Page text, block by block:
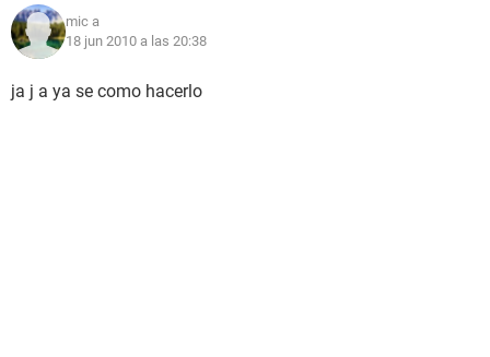
mic a
18 jun 2010 a las 20:38
ja j a ya se como hacerlo